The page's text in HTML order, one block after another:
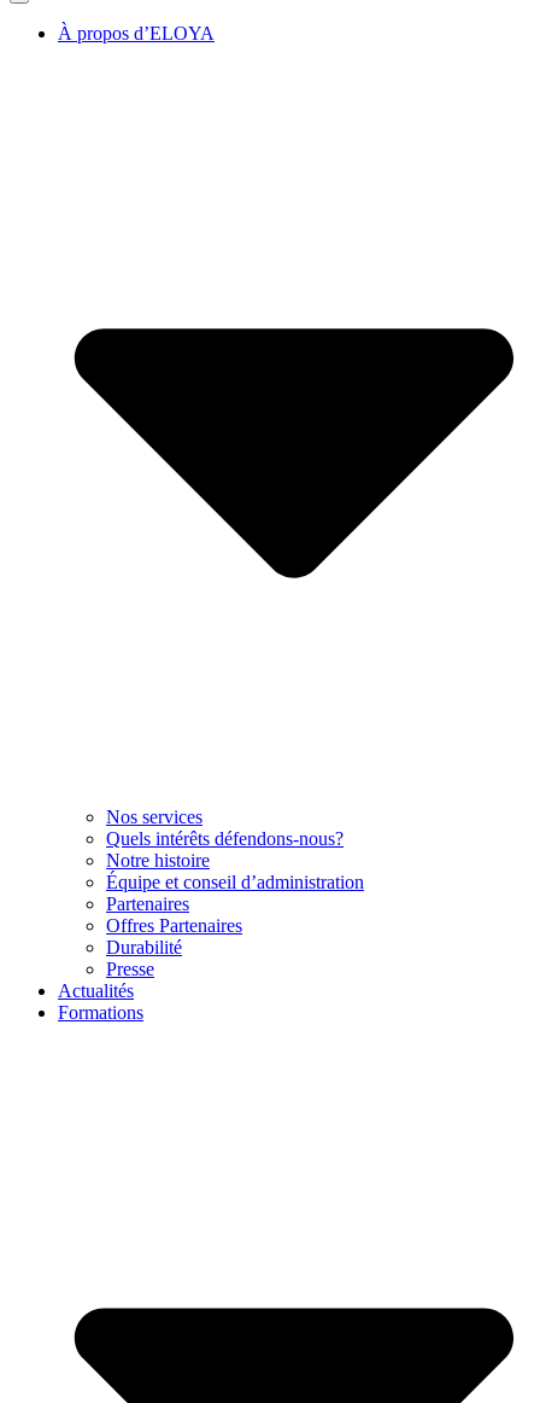
À propos d’ELOYA
Nos services
Quels intérêts défendons-nous?
Notre histoire
Équipe et conseil d’administration
Partenaires
Offres Partenaires
Durabilité
Presse
Actualités
Formations